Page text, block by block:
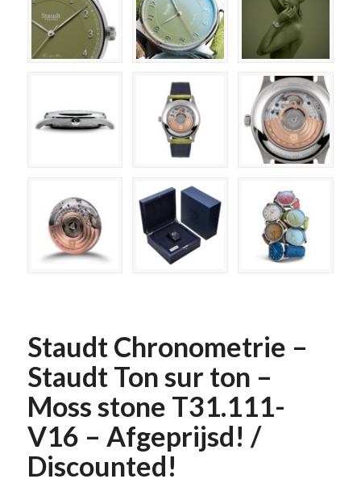
Staudt Chronometrie –
Staudt Ton sur ton –
Moss stone T31.111-
V16 – Afgeprijsd! /
Discounted!